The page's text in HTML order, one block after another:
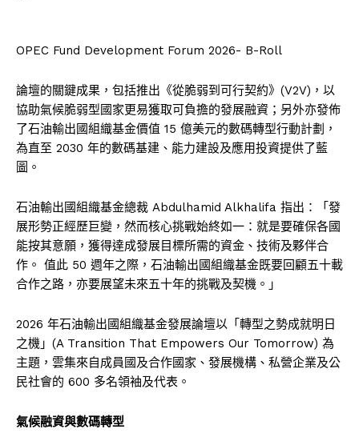
OPEC Fund Development Forum 2026- B-Roll
論壇的關鍵成果，包括推出《從脆弱到可行契約》(V2V)，以
協助氣候脆弱型國家更易獲取可負擔的發展融資；另外亦發佈
了石油輸出國組織基金價值 15 億美元的數碼轉型行動計劃，
為直至 2030 年的數碼基建、能力建設及應用投資提供了藍
圖。
石油輸出國組織基金總裁 Abdulhamid Alkhalifa 指出：「發
展形勢正經歷巨變，然而核心挑戰始終如一：就是要確保各國
能按其意願，獲得達成發展目標所需的資金、技術及夥伴合
作。 值此 50 週年之際，石油輸出國組織基金既要回顧五十載
合作之路，亦要展望未來五十年的挑戰及契機。」
2026 年石油輸出國組織基金發展論壇以「轉型之勢成就明日
之機」(A Transition That Empowers Our Tomorrow) 為
主題，雲集來自成員國及合作國家、發展機構、私營企業及公
民社會的 600 多名領袖及代表。
氣候融資與數碼轉型